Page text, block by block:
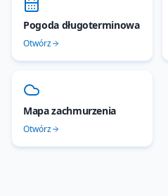
Pogoda długoterminowa
Otwórz
Mapa zachmurzenia
Otwórz